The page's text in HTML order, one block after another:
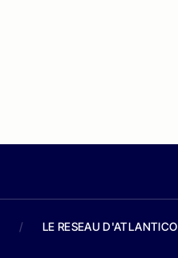
/ LE RESEAU D'ATLANTICO